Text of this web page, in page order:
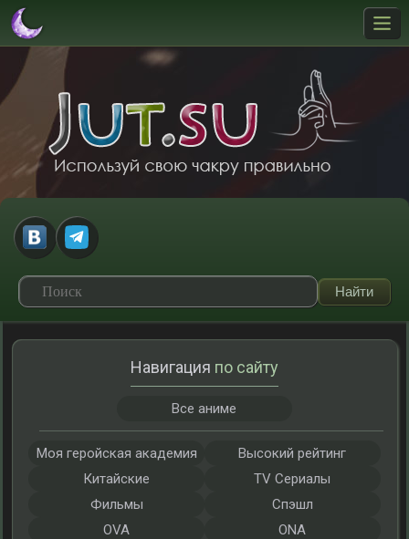
Навигация по сайту
Все аниме
Моя геройская академия
Высокий рейтинг
Китайские
TV Сериалы
Фильмы
Спэшл
OVA
ONA